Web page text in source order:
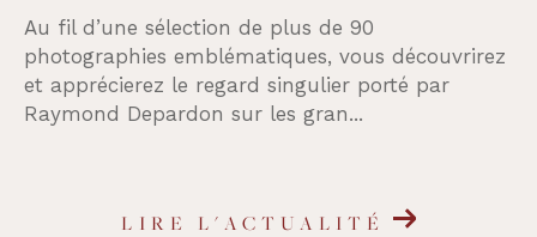
Au fil d’une sélection de plus de 90
photographies emblématiques, vous découvrirez
et apprécierez le regard singulier porté par
Raymond Depardon sur les gran...
LIRE L'ACTUALITÉ